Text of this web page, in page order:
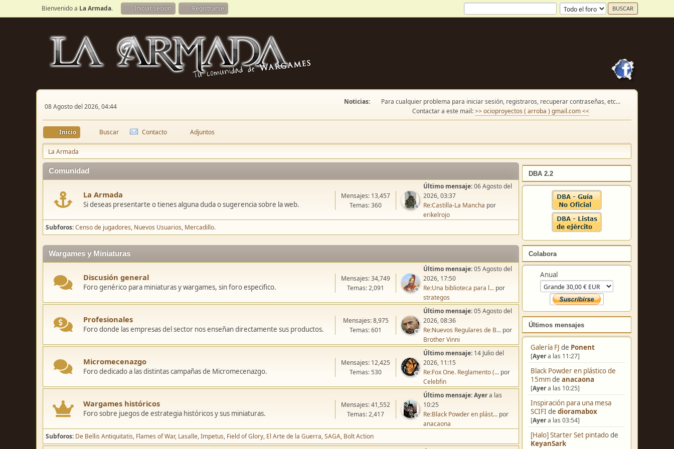
Bienvenido a La Armada. Iniciar sesión Registrarse
08 Agosto del 2026, 04:44
Noticias:
Para cualquier problema para iniciar sesión, registraros, recuperar contraseñas, etc...
Contactar a este mail:>> ocioproyectos ( arroba ) gmail.com <<
Inicio Buscar Contacto Adjuntos
La Armada
DBA 2.2
Colabora
Anual
Últimos mensajes
Galería FJ de Ponent
[Ayera las 11:27]
Black Powder en plástico de
15mmde anacaona
[Ayera las 10:25]
Inspiración para una mesa
SCIFI de dioramabox
[Ayera las 03:54]
[Halo] Starter Set pintadode
KeyanSark
Comunidad
La Armada
Si deseas presentarte o tienes alguna duda o sugerencia sobre la web.
Mensajes: 13,457
Temas: 360
Último mensaje:06 Agosto del
2026, 03:37
Re:Castilla-La Mancha por
erikelrojo
Subforos Censo de jugadores Nuevos Usuarios Mercadillo.
Wargames y Miniaturas
Discusión general
Foro genérico para miniaturas y wargames, sin foro especifico.
Mensajes: 34,749
Temas: 2,091
Último mensaje:05 Agosto del
2026, 17:50
Re:Una biblioteca para l... por
strategos
Profesionales
Foro donde las empresas del sector nos enseñan directamente sus productos.
Mensajes: 8,975
Temas: 601
Último mensaje:05 Agosto del
2026, 08:36
Re:Nuevos Regulares de B... por
Brother Vinni
Micromecenazgo
Foro dedicado a las distintas campañas de Micromecenazgo.
Mensajes: 12,425
Temas: 530
Último mensaje: 14 Julio del
2026, 11:15
Re:Fox One. Reglamento (... por
Celebfin
Wargames históricos
Foro sobre juegos de estrategia históricos y sus miniaturas.
Mensajes: 41,552
Temas: 2,417
Último mensaje:Ayera las
10:25
Re:Black Powder en plást... por
anacaona
Subforos De Bellis Antiquitatis Flames of War Lasalle Impetus Field of Glory El Arte de la Guerra SAGA Bolt Action